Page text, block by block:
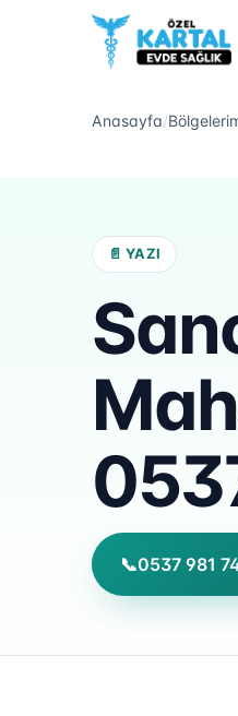
Anasayfa/
📄 YAZI
📞0537 981